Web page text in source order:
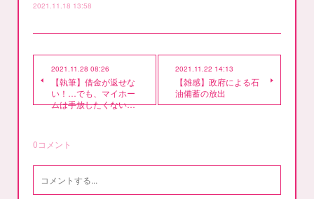
2021.11.18 13:58
2021.11.28 08:26
【執筆】借金が返せな
い！…でも、マイホー
ムは手放したくない…
2021.11.22 14:13
【雑感】政府による石
油備蓄の放出
0コメント